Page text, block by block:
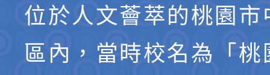
位於人文薈萃的桃園市
區內，當時校名為「桃